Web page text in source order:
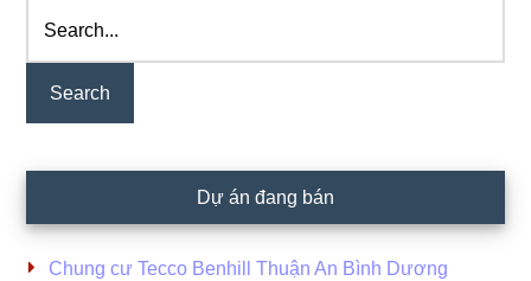
Dự án đang bán
Chung cư Tecco Benhill Thuận An Bình Dương